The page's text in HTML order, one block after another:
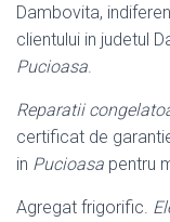
Dambovita,
clientului in judetul
Pucioasa
Reparatii
certificat de
in Pucioasa pentru
Agregat frigorific.